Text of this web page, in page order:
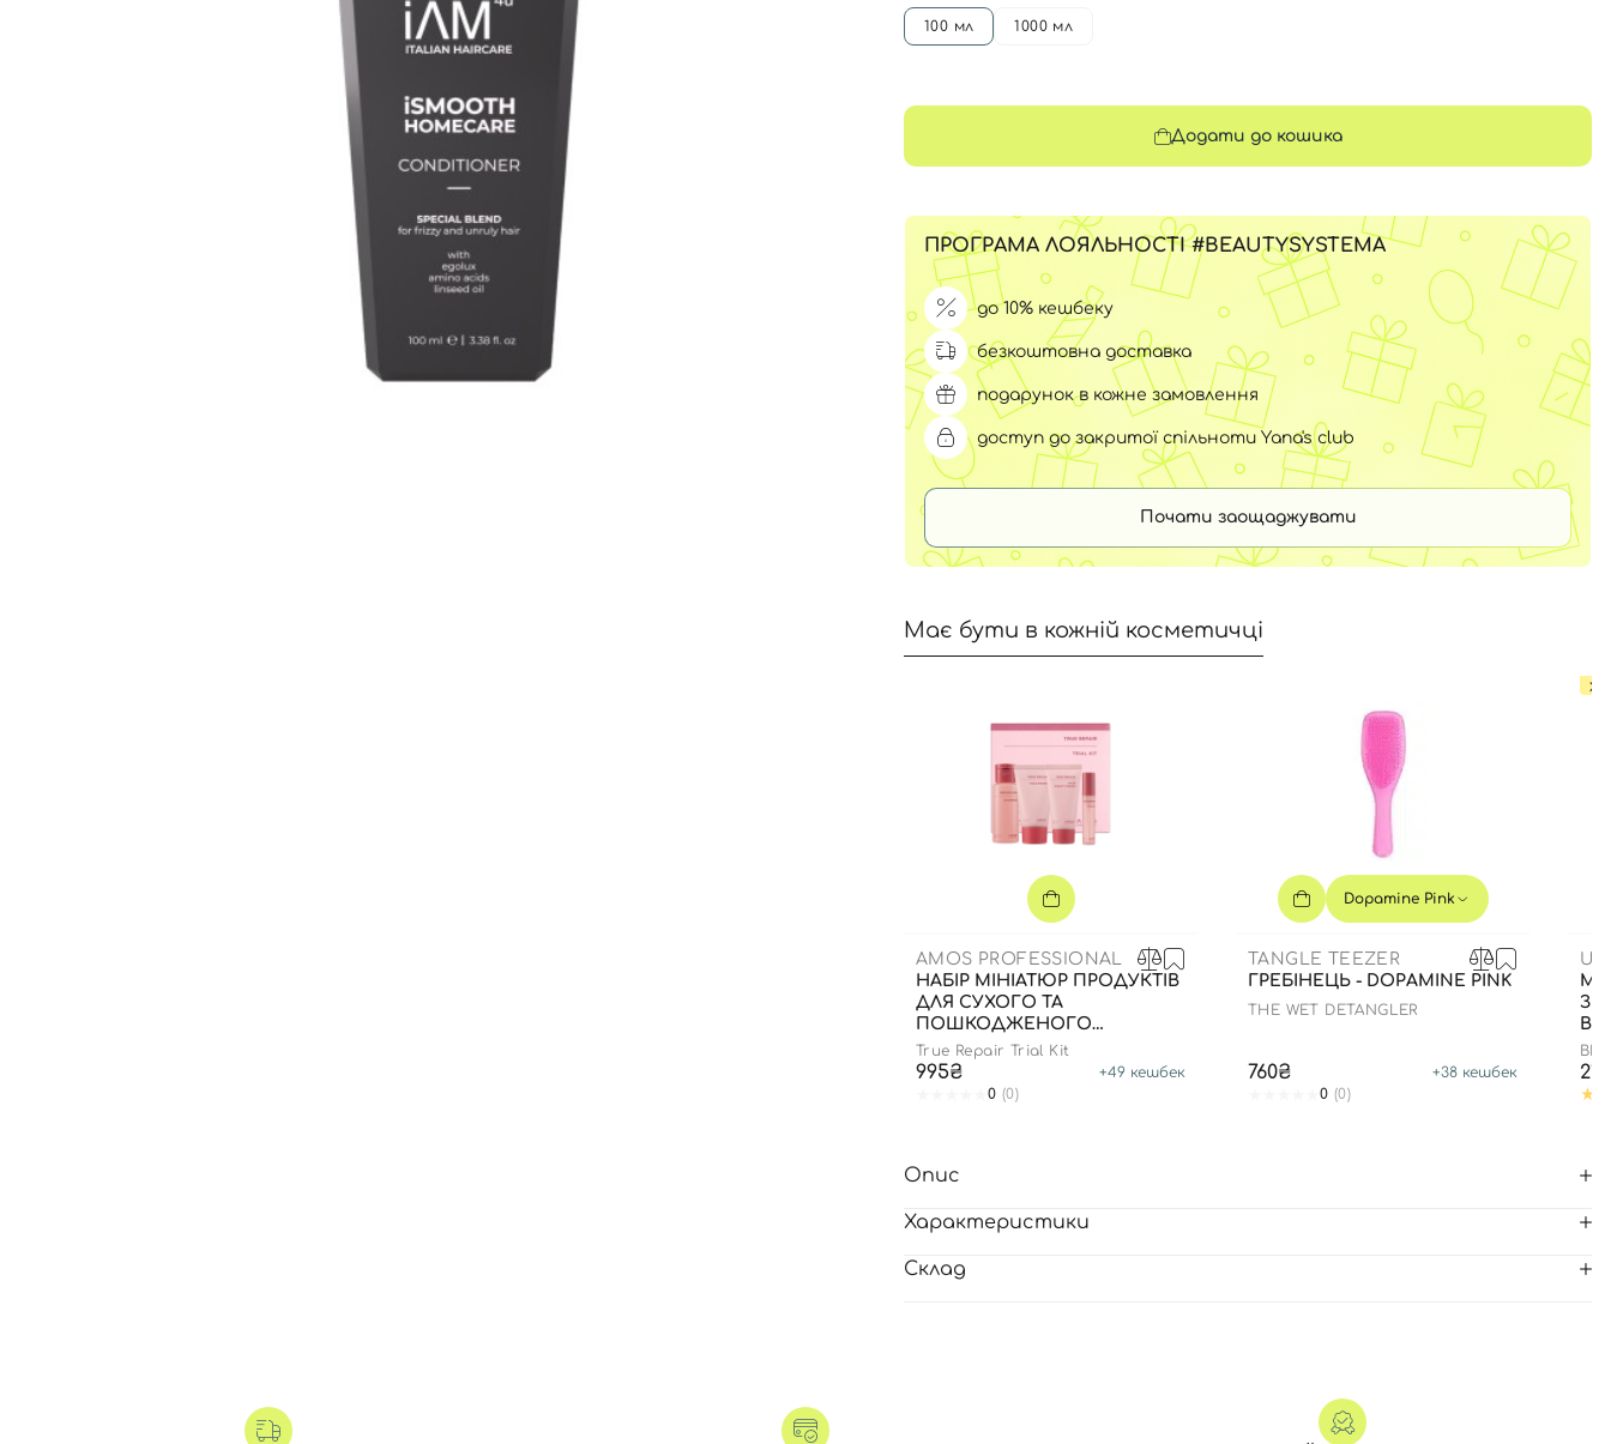
Всі товари
100 мл 1000 мл
Додати до кошика
ПРОГРАМА ЛОЯЛЬНОСТІ #BEAUTYSYSTEMA
до 10% кешбеку
безкоштовна доставка
подарунок в кожне замовлення
доступ до закритої спільноти Yana's club
Почати заощаджувати
Має бути в кожній косметичці
AMOS PROFESSIONAL
НАБІР МІНІАТЮР ПРОДУКТІВ
ДЛЯ СУХОГО ТА
ПОШКОДЖЕНОГО
ВОЛОССЯ
True Repair Trial Kit
995₴ +49 кешбек
0 (0)
Dopamine Pink
TANGLE TEEZER
ГРЕБІНЕЦЬ - DOPAMINE PINK
THE WET DETANGLER
760₴ +38 кешбек
0 (0)
ХІТ
Опис
Характеристики
Склад